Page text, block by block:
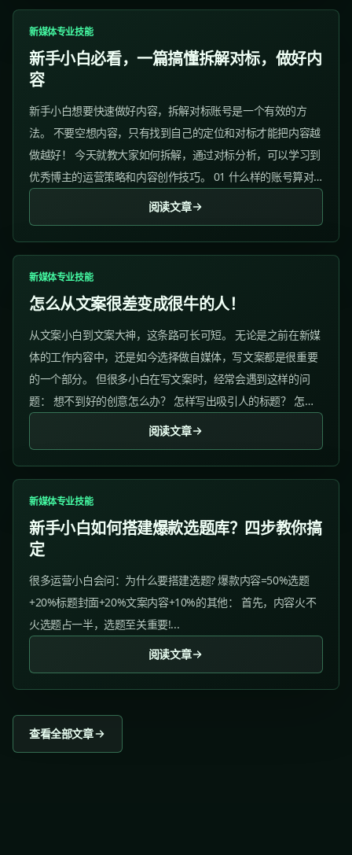
新媒体专业技能
新手小白必看，一篇搞懂拆解对标，做好内
容
新手小白想要快速做好内容，拆解对标账号是一个有效的方
法。 不要空想内容，只有找到自己的定位和对标才能把内容越
做越好！ 今天就教大家如何拆解，通过对标分析，可以学习到
优秀博主的运营策略和内容创作技巧。 01 什么样的账号算对
标? 1）确定你想要做的领域...
阅读文章
新媒体专业技能
怎么从文案很差变成很牛的人！
从文案小白到文案大神，这条路可长可短。 无论是之前在新媒
体的工作内容中，还是如今选择做自媒体，写文案都是很重要
的一个部分。 但很多小白在写文案时，经常会遇到这样的问
题： 想不到好的创意怎么办？ 怎样写出吸引人的标题？ 怎样
提高文案的说服力？ 长文案与短文案要怎么选？...
阅读文章
新媒体专业技能
新手小白如何搭建爆款选题库？四步教你搞
定
很多运营小白会问：为什么要搭建选题? 爆款内容=50%选题
+20%标题封面+20%文案内容+10%的其他： 首先，内容火不
火选题占一半，选题至关重要!...
阅读文章
查看全部文章